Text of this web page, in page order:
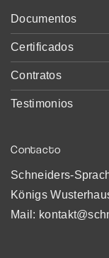
Documentos
Certificados
Contratos
Testimonios
Contacto
Schneiders-
Königs
Mail: